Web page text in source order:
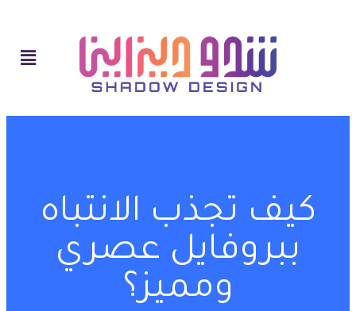
كيف تجذب الانتباه
ببروفايل عصري
ومميز؟